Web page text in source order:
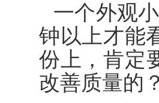
一个外观
钟以上才能
份上，肯定
改善质量的